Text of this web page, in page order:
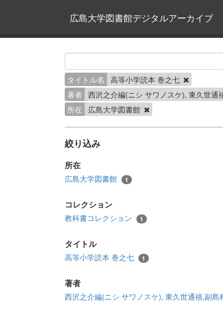
広島大学図書館デジタルアーカイブ
タイトル名
高等小学読本 巻之七
著者
西沢之介編(ニシ サワノスケ), 東久世
所在
広島大学図書館
絞り込み
所在
広島大学図書館 1
コレクション
教科書コレクション 1
タイトル
高等小学読本 巻之七 1
著者
西沢之介編(ニシ サワノスケ), 東久世通禧,副